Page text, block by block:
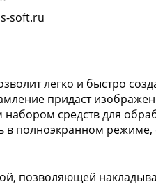
soft.ru
легко и быстро
придаcт
средств для
в полноэкранном режиме,
позволяющей